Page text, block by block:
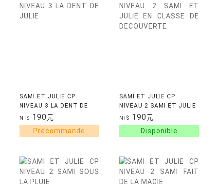
SAMI ET JULIE CP
NIVEAU 3 LA DENT DE
JULIE
NT$ 190元
SAMI ET JULIE CP
NIVEAU 2 SAMI ET JULIE
EN CLASSE DE
DECOUVERTE
NT$ 190元